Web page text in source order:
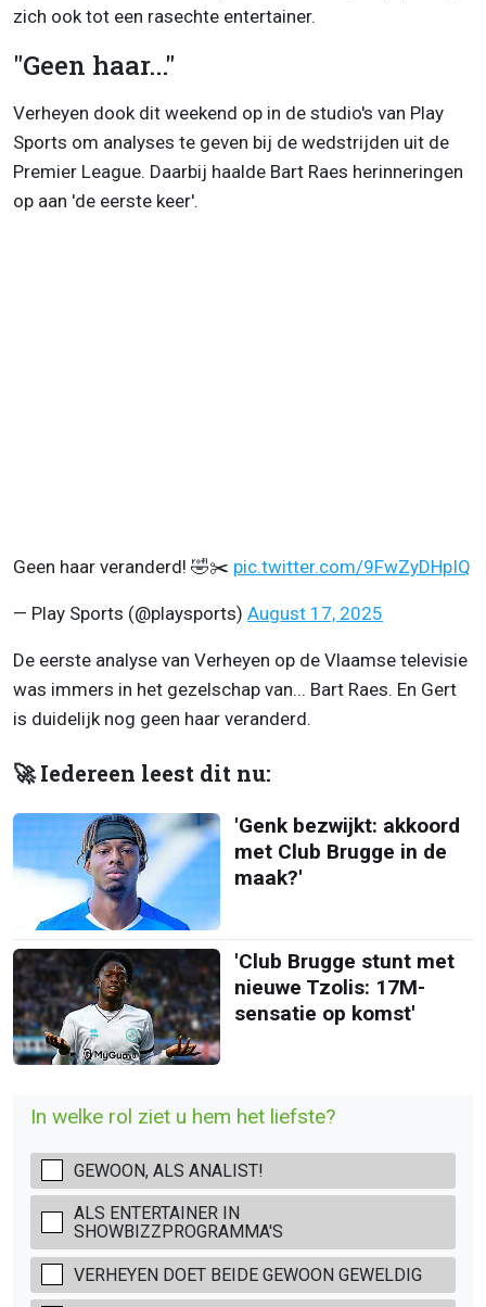
zich ook tot een rasechte entertainer.
"Geen haar..."
Verheyen dook dit weekend op in de studio's van Play
Sports om analyses te geven bij de wedstrijden uit de
Premier League. Daarbij haalde Bart Raes herinneringen
op aan 'de eerste keer'.
Geen haar veranderd! 🤣✂️ pic.twitter.com/9FwZyDHpIQ
— Play Sports (@playsports) August 17, 2025
De eerste analyse van Verheyen op de Vlaamse televisie
was immers in het gezelschap van... Bart Raes. En Gert
is duidelijk nog geen haar veranderd.
🚀 Iedereen leest dit nu:
'Genk bezwijkt: akkoord
met Club Brugge in de
maak?'
'Club Brugge stunt met
nieuwe Tzolis: 17M-
sensatie op komst'
In welke rol ziet u hem het liefste?
GEWOON, ALS ANALIST!
ALS ENTERTAINER IN
SHOWBIZZPROGRAMMA'S
VERHEYEN DOET BEIDE GEWOON GEWELDIG